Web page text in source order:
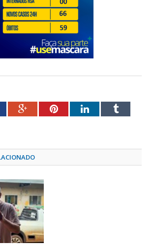
Google+PinterestLinkedInTumblr